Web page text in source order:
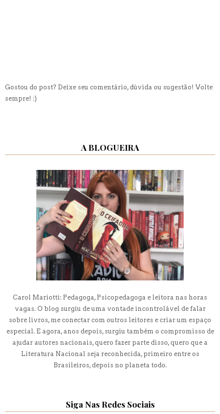
Gostou do post? Deixe seu comentário, dúvida ou sugestão! Volte
sempre! :)
A BLOGUEIRA
Carol Mariotti: Pedagoga, Psicopedagoga e leitora nas horas
vagas. O blog surgiu de uma vontade incontrolável de falar
sobre livros, me conectar com outros leitores e criar um espaço
especial. E agora, anos depois, surgiu também o compromisso de
ajudar autores nacionais, quero fazer parte disso, quero que a
Literatura Nacional seja reconhecida, primeiro entre os
Brasileiros, depois no planeta todo.
Siga Nas Redes Sociais